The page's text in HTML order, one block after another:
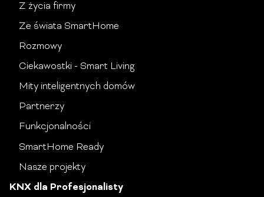
Z życia firmy
Ze świata SmartHome
Rozmowy
Ciekawostki - Smart Living
Mity inteligentnych domów
Partnerzy
Funkcjonalności
SmartHome Ready
Nasze projekty
KNX dla Profesjonalisty